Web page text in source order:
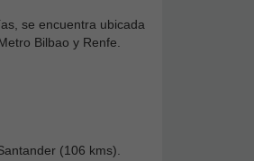
se encuentra ubicada
Bilbao y Renfe.
(106 kms).